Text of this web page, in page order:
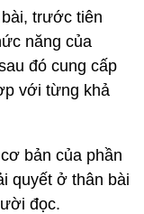
trước tiên
năng của
đó cung cấp
với từng khả
bản của phần
quyết ở thân bài
đọc.